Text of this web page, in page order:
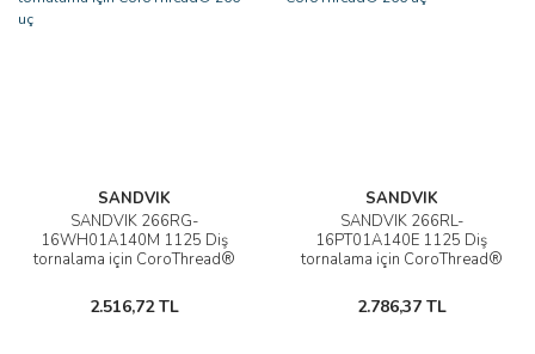
SANDVIK
SANDVIK 266RG-
16WH01A140M 1125 Diş
tornalama için CoroThread®
2.516,72 TL
SANDVIK
SANDVIK 266RL-
16PT01A140E 1125 Diş
tornalama için CoroThread®
2.786,37 TL